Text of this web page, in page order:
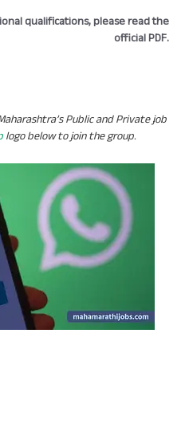
qualifications, please read the
official PDF.
Public and Private job
logo below to join the group.